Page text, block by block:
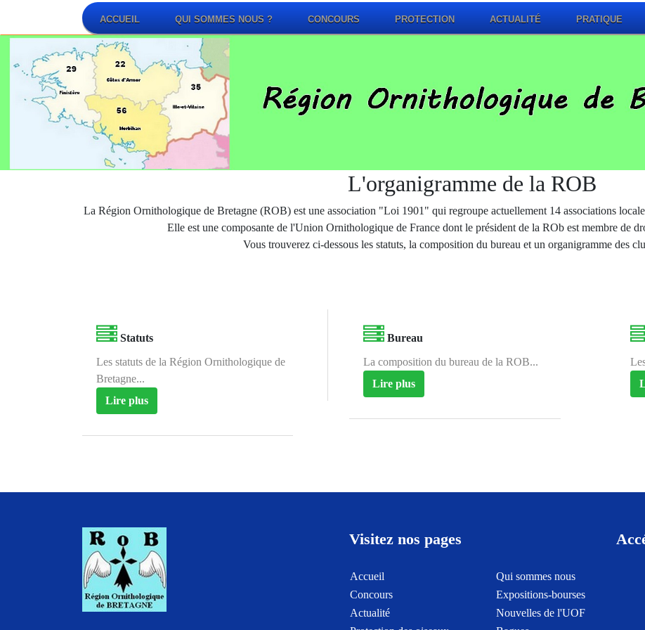
ACCUEIL QUI SOMMES NOUS ? CONCOURS PROTECTION ACTUALITÉ PRATIQUE
L'organigramme de la ROB
La Région Ornithologique de Bretagne (ROB) est une association "Loi 1901" qui regroupe actuellement 14 associations
Elle est une composante de l'Union Ornithologique de France dont le président de la ROb est membre de
Vous trouverez ci-dessous les statuts, la composition du bureau et un organigramme des
Statuts
Les statuts de la Région Ornithologique de
Bretagne...
Lire plus
Bureau
La composition du bureau de la ROB...
Lire plus
Visitez nos pages
Accueil
Qui sommes nous
Concours
Expositions-bourses
Actualité
Nouvelles de l'UOF